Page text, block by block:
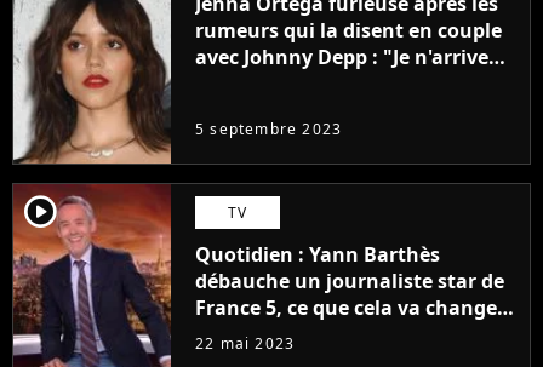
rumeurs qui la disent en couple
avec Johnny Depp : "Je n'arrive
5 septembre 2023
player2 TV
Quotidien : Yann Barthès
débauche un journaliste star de
France 5, ce que cela va changer
à la rentrée
22 mai 2023